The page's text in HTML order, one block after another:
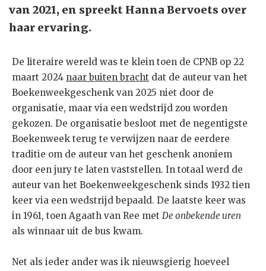
van 2021, en spreekt Hanna Bervoets over
haar ervaring.
De literaire wereld was te klein toen de CPNB op 22
maart 2024 naar buiten bracht dat de auteur van het
Boekenweekgeschenk van 2025 niet door de
organisatie, maar via een wedstrijd zou worden
gekozen. De organisatie besloot met de negentigste
Boekenweek terug te verwijzen naar de eerdere
traditie om de auteur van het geschenk anoniem
door een jury te laten vaststellen. In totaal werd de
auteur van het Boekenweekgeschenk sinds 1932 tien
keer via een wedstrijd bepaald. De laatste keer was
in 1961, toen Agaath van Ree met De onbekende uren
als winnaar uit de bus kwam.
Net als ieder ander was ik nieuwsgierig hoeveel